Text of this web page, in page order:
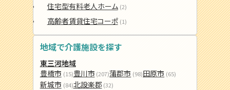
住宅型有料老人ホーム (2)
高齢者賃貸住宅コーポ (1)
地域で介護施設を探す
東三河地域
豊橋市 (15)豊川市 (207)蒲郡市 (98)田原市 (65)
新城市 (84)北設楽郡 (32)